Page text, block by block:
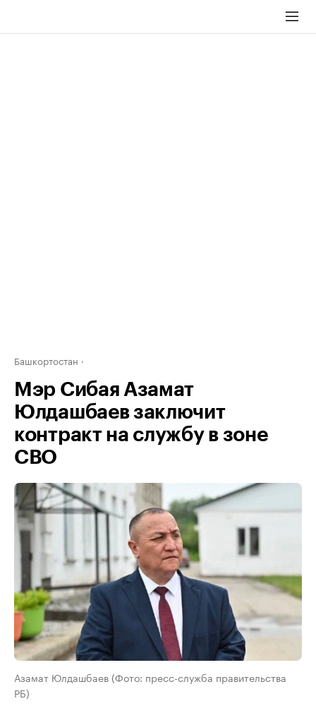
Башкортостан
Мэр Сибая Азамат
Юлдашбаев заключит
контракт на службу в зоне
СВО
Азамат Юлдашбаев (Фото: пресс-служба правительства
РБ)